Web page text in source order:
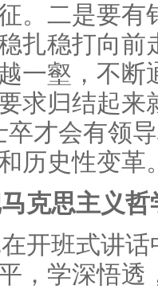
。二是要有
扎稳打向前
一壑，不断
求归结起来
卒才会有领
历史性变革
克思主义
开班式讲
，学深悟透